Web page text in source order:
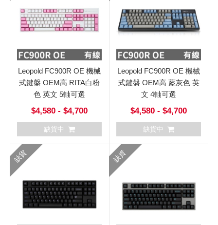
Leopold FC900R OE 機械
式鍵盤 OEM高 RITA白粉
色 英文 5軸可選
$4,580 - $4,700
缺貨中
Leopold FC900R OE 機械
式鍵盤 OEM高 藍灰色 英
文 4軸可選
$4,580 - $4,700
缺貨中
缺貨 缺貨